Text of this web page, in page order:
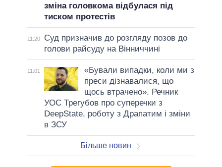
зміна головкома відбулася під
тиском протестів
11:20
Суд призначив до розгляду позов до
голови райсуду на Вінниччині
11:01
«Бували випадки, коли ми з
преси дізнавалися, що
щось втрачено». Речник
УОС Трегубов про cуперечки з
DeepState, роботу з Драпатим і зміни
в ЗСУ
Більше новин